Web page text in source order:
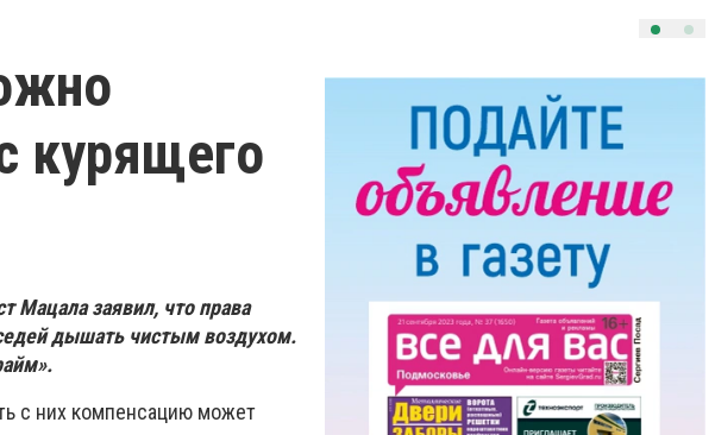
курящего
заявил, что права
дышать чистым воздухом.
с них компенсацию может